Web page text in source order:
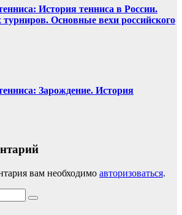
История тенниса в России.
Основные вехи российского
Зарождение. История
вам необходимо авторизоваться.